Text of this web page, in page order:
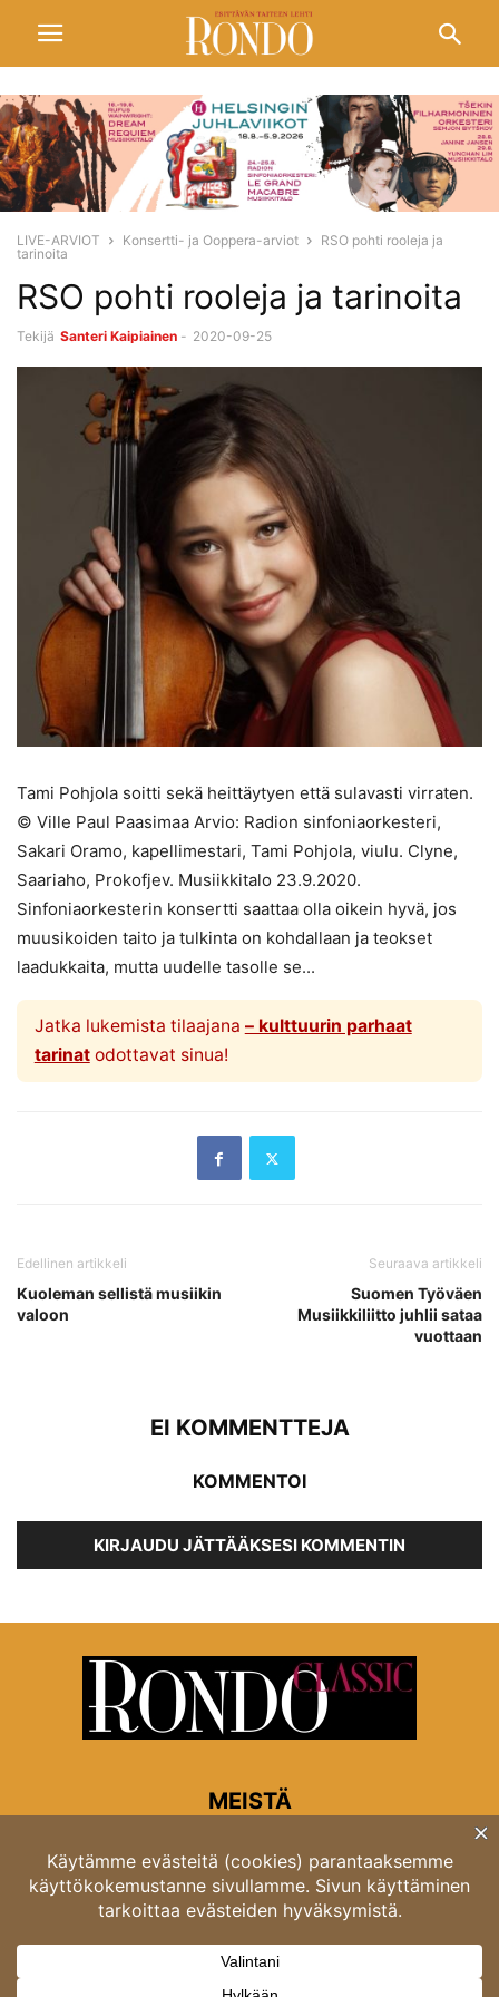
LIVE-ARVIOT Konsertti- ja Ooppera-arviot
RSO pohti rooleja ja
tarinoita
RSO pohti rooleja ja tarinoita
Tekijä Santeri Kaipiainen - 2020-09-25
Tami Pohjola soitti sekä heittäytyen että sulavasti virraten.
© Ville Paul Paasimaa Arvio: Radion sinfoniaorkesteri,
Sakari Oramo, kapellimestari, Tami Pohjola, viulu. Clyne,
Saariaho, Prokofjev. Musiikkitalo 23.9.2020.
Sinfoniaorkesterin konsertti saattaa olla oikein hyvä, jos
muusikoiden taito ja tulkinta on kohdallaan ja teokset
laadukkaita, mutta uudelle tasolle se...
Jatka lukemista tilaajana – kulttuurin parhaat
tarinatodottavat sinua!
Edellinen artikkeli
Kuoleman sellistä musiikin
valoon
Seuraava artikkeli
Suomen Työväen
Musiikkiliitto juhlii sataa
vuottaan
EI KOMMENTTEJA
KOMMENTOI
KIRJAUDU JÄTTÄÄKSESI KOMMENTIN
MEISTÄ
Rondon toimitus
Opastinsilta 6A 00520 Helsinki
Asiakaspalvelu: puh. 03 4246 5318
asiakaspalvelu@rondo.fi
Ota meihin yhteyttä:toimitus@rondo.fi